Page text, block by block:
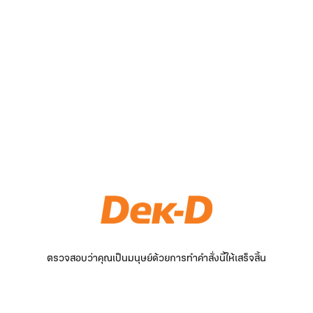
ตรวจสอบว่าคุณเป็นมนุษย์ด้วยการทำคำสั่งนี้ให้เสร็จสิ้น